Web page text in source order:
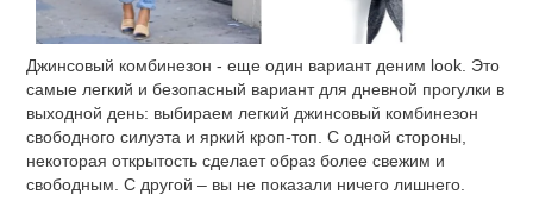
Джинсовый комбинезон - еще один вариант деним look. Это
самые легкий и безопасный вариант для дневной прогулки в
выходной день: выбираем легкий джинсовый комбинезон
свободного силуэта и яркий кроп-топ. С одной стороны,
некоторая открытость сделает образ более свежим и
свободным. С другой – вы не показали ничего лишнего.